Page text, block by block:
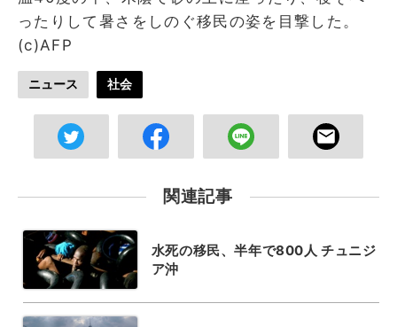
ったりして暑さをしのぐ移民の姿を目撃した。
(c)AFP
ニュース 社会
関連記事
水死の移民、半年で800人 チュニジ
ア沖